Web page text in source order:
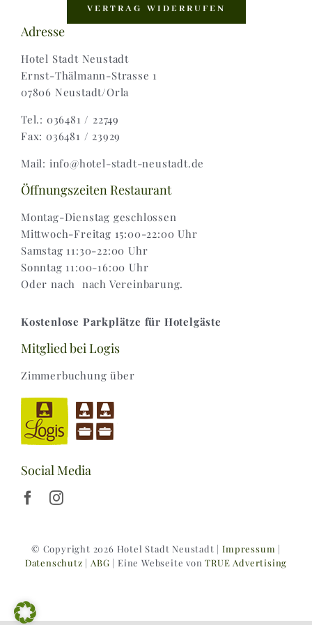
Zahlungsweisen |
Widerruf |
Versand & Lieferung
VERTRAG WIDERRUFEN
Adresse
Hotel Stadt Neustadt
Ernst-Thälmann-Strasse 1
07806 Neustadt/Orla
Tel.: 036481 / 22749
Fax: 036481 / 23929
Mail: info@hotel-stadt-neustadt.de
Öffnungszeiten Restaurant
Montag-Dienstag geschlossen
Mittwoch-Freitag 15:00-22:00 Uhr
Samstag 11:30-22:00 Uhr
Sonntag 11:00-16:00 Uhr
Oder nach nach Vereinbarung.
Kostenlose Parkplätze für Hotelgäste
Mitglied bei Logis
Zimmerbuchung über
Social Media
© Copyright 2026 Hotel Stadt Neustadt |Impressum |
Datenschutz |ABG | Eine Webseite vonTRUE Advertising